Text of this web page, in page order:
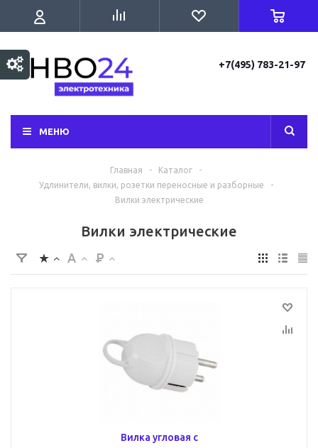
+7(495) 783-21-97
МЕНЮ
Главная - Каталог
-
Удлинители, вилки, розетки переносные и разборные
-
Вилки электрические
Вилки электрические
Вилка угловая с